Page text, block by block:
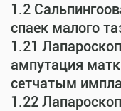
1.2
спаек малого
1.21
ампутация
сетчатым
1.22